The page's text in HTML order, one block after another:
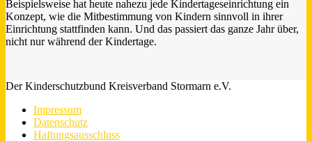
Beispielsweise hat heute nahezu jede Kindertageseinrichtung ein
Konzept, wie die Mitbestimmung von Kindern sinnvoll in ihrer
Einrichtung stattfinden kann. Und das passiert das ganze Jahr über,
nicht nur während der Kindertage.
Der Kinderschutzbund Kreisverband Stormarn e.V.
Impressum
Datenschutz
Haftungsausschluss